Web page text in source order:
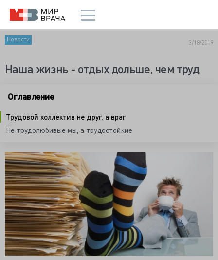
Новости 3/18/2019
Наша жизнь - отдых дольше, чем труд
Оглавление
Трудовой коллектив не друг, а враг
Не трудолюбивые мы, а трудостойкие